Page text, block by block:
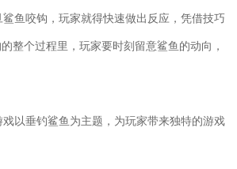
鱼咬钩，玩家就得快速做出反应，凭借技巧
整个过程里，玩家要时刻留意鲨鱼的动向，
以垂钓鲨鱼为主题，为玩家带来独特的游戏